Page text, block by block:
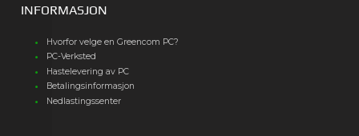
INFORMASJON
Hvorfor velge en Greencom PC?
PC-Verksted
Hastelevering av PC
Betalingsinformasjon
Nedlastingssenter